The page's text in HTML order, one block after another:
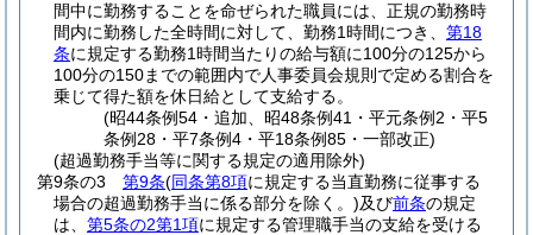
間中に勤務することを命ぜられた職員には、正規の勤務時
間内に勤務した全時間に対して、勤務1時間につき、 第18
条に規定する勤務1時間当たりの給与額に100分の125から
100分の150までの範囲内で人事委員会規則で定める割合を
乗じて得た額を休日給として支給する。
(昭44条例54・追加、昭48条例41・平元条例2・平5
条例28・平7条例4・平18条例85・一部改正)
(超過勤務手当等に関する規定の適用除外)
第9条の3
第9条(同条第8項に規定する当直勤務に従事する
場合の超過勤務手当に係る部分を除く。)及び前条の規定
は、 第5条の2第1項に規定する管理職手当の支給を受ける